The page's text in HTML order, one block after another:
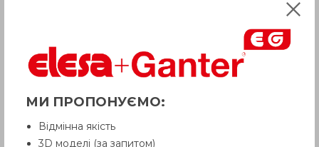
Товар з приміткою «Є в наявності»
відвантажується Покупцеві терміном
до 6 робочих днів . Термін поставки
рекомендуємо уточнити у Продавця.
відпускати товар у базовій кольоровій
гамі, якщо інше не обговорено
МИ ПРОПОНУЄМО:
Відмінна якість
3D моделі (за запитом)